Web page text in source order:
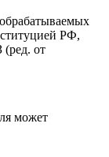
РФ,
от
может